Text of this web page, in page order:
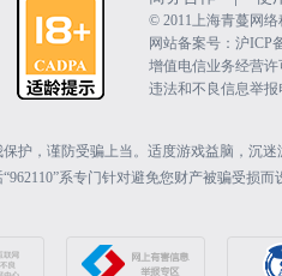
©️ 2011上海青蔓网
网站备案号：沪ICP
增值电信业务经营许
违法和不良信息举报
护，谨防受骗上当。适度游戏益脑，沉
系专门针对避免您财产被骗受损